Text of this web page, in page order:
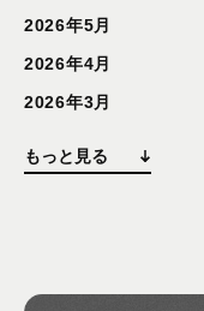
2026年5月
2026年4月
2026年3月
もっと見る